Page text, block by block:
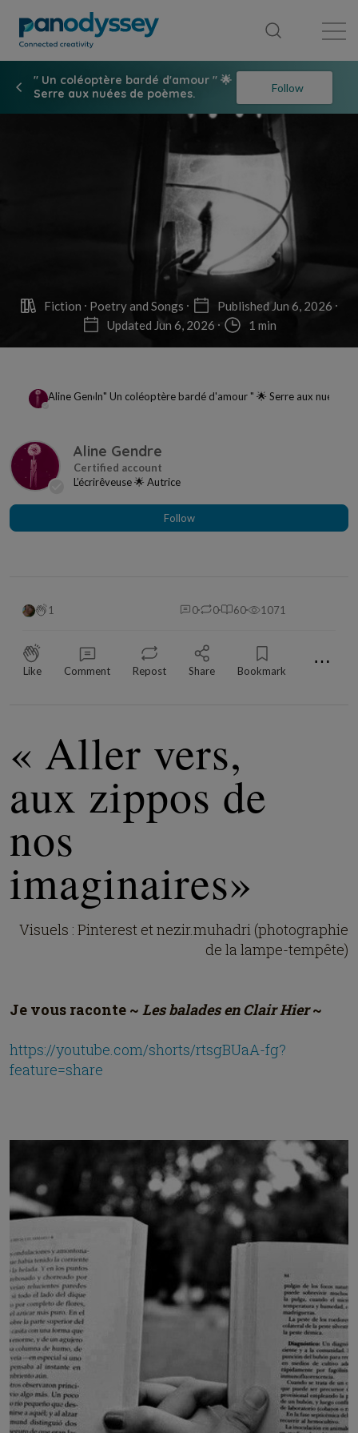
" Un coléoptère bardé d'amour " 🌟
Serre aux nuées de poèmes.
Follow
Fiction Poetry and Songs
Published Jun 6, 2026
Updated Jun 6, 2026
1 min
Aline Gendre
In" Un coléoptère bardé d'amour " 🌟 Serre aux nuées
Aline Gendre
L’écrirêveuse 🌟 Autrice
Follow
1 0 0 60 1071
Like Comment Repost Share Bookmark ⋯
« Aller vers,
aux zippos de
nos
imaginaires»
Visuels : Pinterest et nezir.muhadri (photographie
de la lampe-tempête)
Je vous raconte ~ Les balades en Clair Hier~
https://youtube.com/shorts/rtsgBUaA-fg?
feature=share